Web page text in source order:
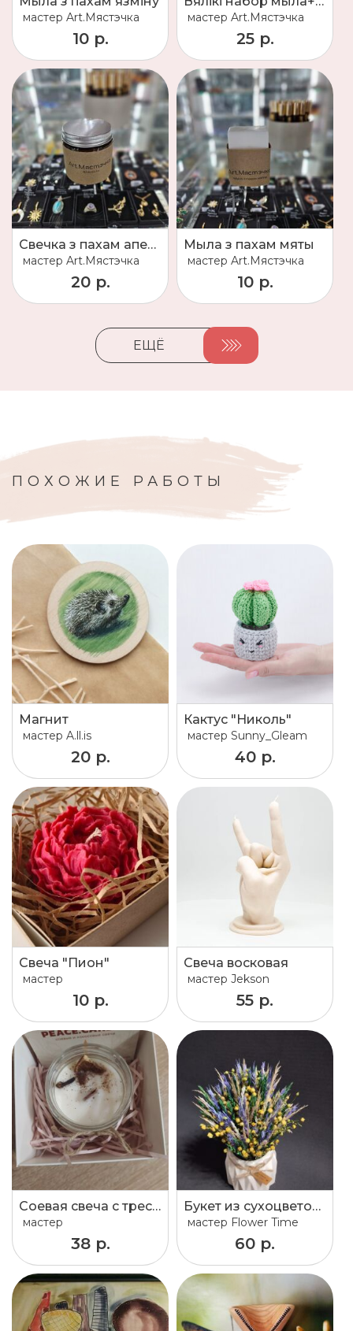
мастер Art.Мястэчка
10 р.
мастер Art.Мястэчка
25 р.
Свечка з пахам апельсіна
мастер Art.Мястэчка
20 р.
Мыла з пахам мяты
мастер Art.Мястэчка
10 р.
ЕЩЁ
ПОХОЖИЕ РАБОТЫ
Магнит
мастер A.ll.is
20 р.
Кактус "Николь"
мастер Sunny_Gleam
40 р.
Свеча "Пион"
мастер
10 р.
Свеча восковая
мастер Jekson
55 р.
Соевая свеча с трескучим фитилем
мастер
38 р.
Букет из сухоцветов в вазе
мастер Flower Time
60 р.